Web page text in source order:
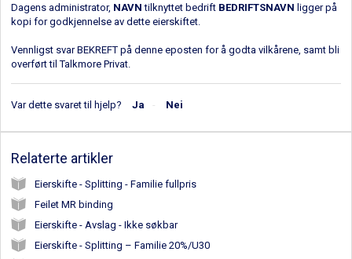
Dagens administrator, NAVNtilknyttet bedrift BEDRIFTSNAVN ligger på
kopi for godkjennelse av dette eierskiftet.
Vennligst svar BEKREFT på denne eposten for å godta vilkårene, samt bli
overført til Talkmore Privat.
Var dette svaret til hjelp? Ja Nei
Relaterte artikler
Eierskifte - Splitting - Familie fullpris
Feilet MR binding
Eierskifte - Avslag - Ikke søkbar
Eierskifte - Splitting – Familie 20%/U30